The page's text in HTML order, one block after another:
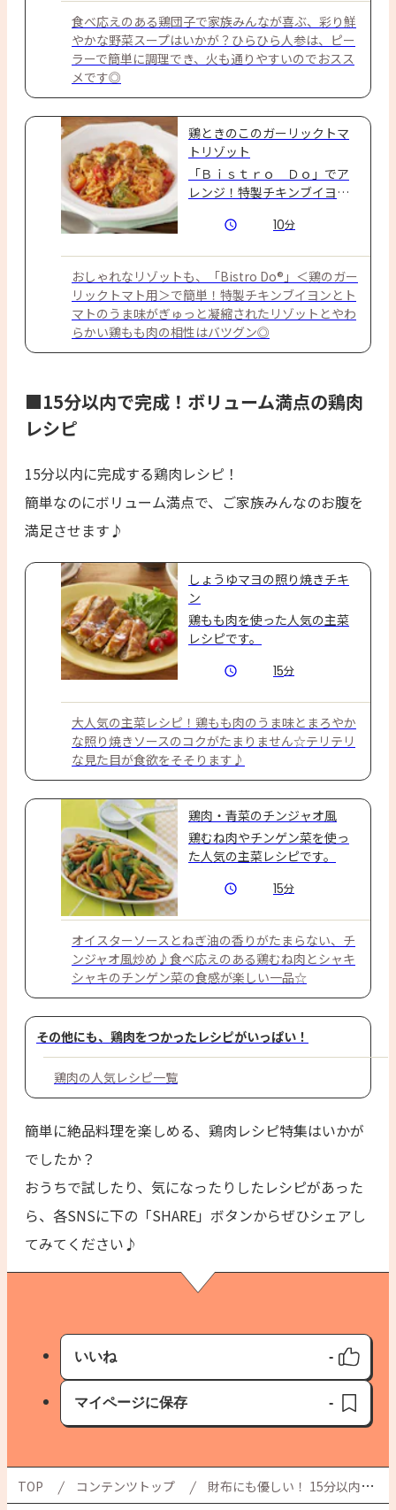
食べ応えのある鶏団子で家族みんなが喜ぶ、彩り鮮
やかな野菜スープはいかが？ひらひら人参は、ピー
ラーで簡単に調理でき、火も通りやすいのでおスス
メです◎
鶏ときのこのガーリックトマ
トリゾット
「Ｂｉｓｔｒｏ　Ｄｏ」でア
レンジ！特製チキンブイヨン
濃縮。お家で本格リゾットが
10分
おしゃれなリゾットも、「Bistro Do®」＜鶏のガー
リックトマト用＞で簡単！特製チキンブイヨンとト
マトのうま味がぎゅっと凝縮されたリゾットとやわ
らかい鶏もも肉の相性はバツグン◎
■15分以内で完成！ボリューム満点の鶏肉
レシピ
15分以内に完成する鶏肉レシピ！
簡単なのにボリューム満点で、ご家族みんなのお腹を
満足させます♪
しょうゆマヨの照り焼きチキ
ン
鶏もも肉を使った人気の主菜
レシピです。
15分
大人気の主菜レシピ！鶏もも肉のうま味とまろやか
な照り焼きソースのコクがたまりません☆テリテリ
な見た目が食欲をそそります♪
鶏肉・青菜のチンジャオ風
鶏むね肉やチンゲン菜を使っ
た人気の主菜レシピです。
15分
オイスターソースとねぎ油の香りがたまらない、チ
ンジャオ風炒め♪食べ応えのある鶏むね肉とシャキ
シャキのチンゲン菜の食感が楽しい一品☆
その他にも、鶏肉をつかったレシピがいっぱい！
鶏肉の人気レシピ一覧
簡単に絶品料理を楽しめる、鶏肉レシピ特集はいかが
でしたか？
おうちで試したり、気になったりしたレシピがあった
ら、各SNSに下の「SHARE」ボタンからぜひシェアし
てみてください♪
いいね
いいね済み
-
マイページに保存
保存済み
-
TOP コンテンツトップ 財布にも優しい！ 15分以内でできる 絶品鶏肉レシピ9選